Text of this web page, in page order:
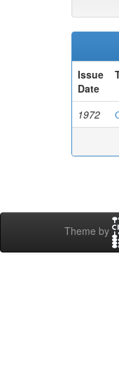
Issue
Date
1972
Theme by